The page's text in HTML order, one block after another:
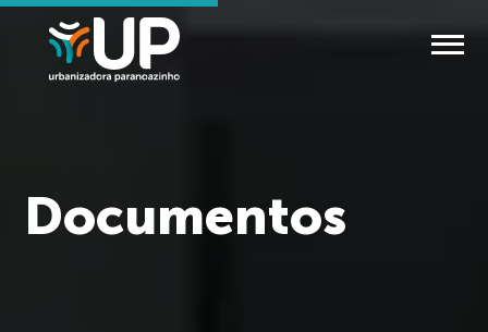
Documentos